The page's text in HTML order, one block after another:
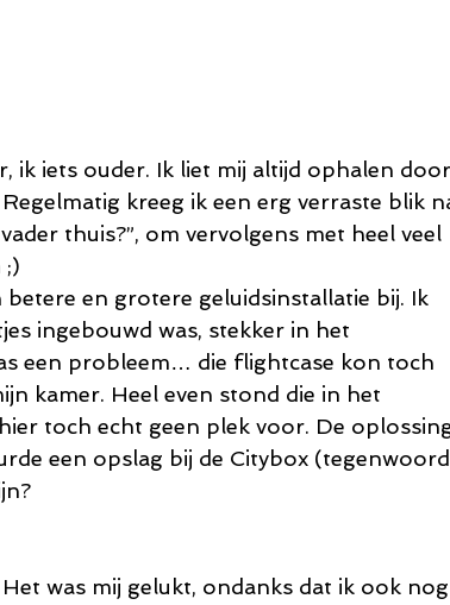
ik iets ouder. Ik liet mij altijd ophalen door
kreeg ik een erg verraste blik
thuis?”, om vervolgens met heel veel
;)
en grotere geluidsinstallatie bij. Ik
ingebouwd was, stekker in het
een probleem… die flightcase kon toch
kamer. Heel even stond die in het
toch echt geen plek voor. De
een opslag bij de Citybox
was mij gelukt, ondanks dat ik ook nog